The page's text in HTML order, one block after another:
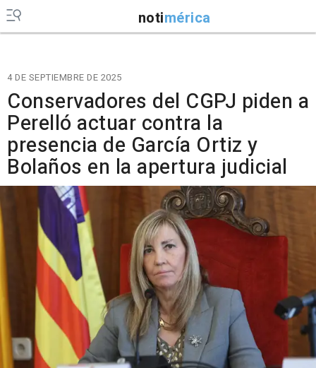
notimérica
4 DE SEPTIEMBRE DE 2025
Conservadores del CGPJ piden a
Perelló actuar contra la
presencia de García Ortiz y
Bolaños en la apertura judicial